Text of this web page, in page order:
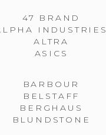
47 BRAND
INDUSTRIES
ALTRA
ASICS
BARBOUR
BELSTAFF
BERGHAUS
BLUNDSTONE